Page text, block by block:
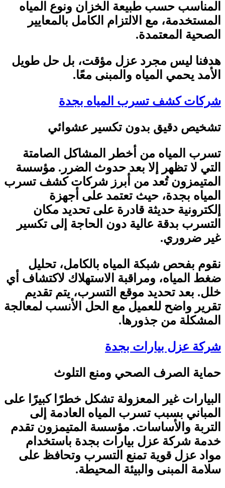
المناسب حسب طبيعة الخزان ونوع المياه
المستخدمة، مع الالتزام الكامل بالمعايير
الصحية المعتمدة.
هدفنا ليس مجرد عزل مؤقت، بل حل طويل
الأمد يحمي المياه والمبنى معًا.
شركات كشف تسرب المياه بجدة
تشخيص دقيق بدون تكسير عشوائي
تسرب المياه من أخطر المشاكل الصامتة
التي لا تظهر إلا بعد حدوث الضرر. مؤسسة
المتيمزون تُعد من أبرز شركات كشف تسرب
المياه بجدة، حيث تعتمد على أجهزة
إلكترونية حديثة قادرة على تحديد مكان
التسرب بدقة عالية دون الحاجة إلى تكسير
غير ضروري.
نقوم بفحص شبكة المياه بالكامل، تحليل
ضغط المياه، ومراقبة الاستهلاك لاكتشاف أي
خلل. بعد تحديد موقع التسرب، يتم تقديم
تقرير واضح للعميل مع الحل الأنسب لمعالجة
المشكلة من جذورها.
شركة عزل بيارات بجدة
حماية الصرف الصحي ومنع التلوث
البيارات غير المعزولة تشكل خطرًا كبيرًا على
المباني بسبب تسرب المياه العادمة إلى
التربة والأساسات. مؤسسة المتيمزون تقدم
خدمة شركة عزل بيارات بجدة باستخدام
مواد عزل قوية تمنع التسرب وتحافظ على
سلامة المبنى والبيئة المحيطة.